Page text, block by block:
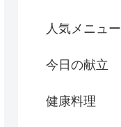
人気メニュー
今日の献立
健康料理